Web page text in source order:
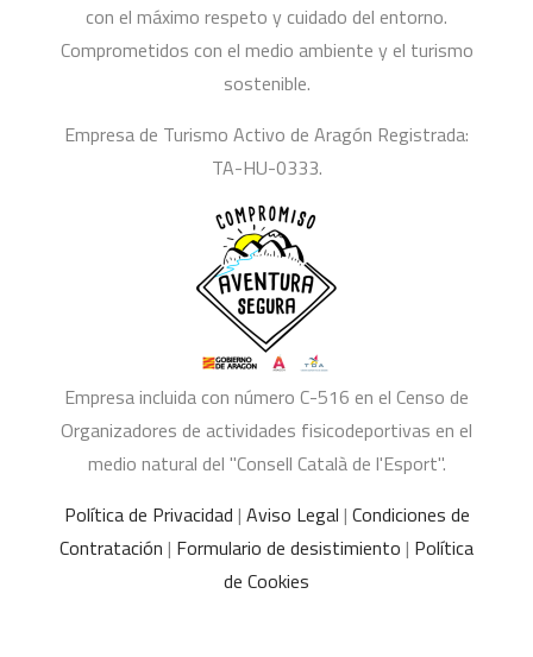
con el máximo respeto y cuidado del entorno.
Comprometidos con el medio ambiente y el turismo
sostenible.
Empresa de Turismo Activo de Aragón Registrada:
TA-HU-0333.
Empresa incluida con número C-516 en el Censo de
Organizadores de actividades fisicodeportivas en el
medio natural del "Consell Català de l'Esport".
Política de Privacidad | Aviso Legal | Condiciones de
Contratación | Formulario de desistimiento | Política
de Cookies